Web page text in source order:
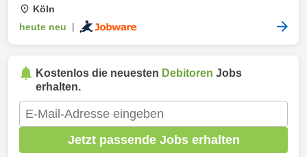
Köln
heute neu
Kostenlos die neuesten Debitoren Jobs
erhalten.
Jetzt passende Jobs erhalten